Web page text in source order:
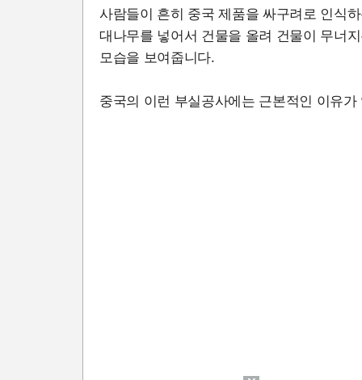
사람들이 흔히 중국 제품을 싸구려로 인식
대나무를 넣어서 건물을 올려 건물이 무너
모습을 보여줍니다.
중국의 이런 부실공사에는 근본적인 이유